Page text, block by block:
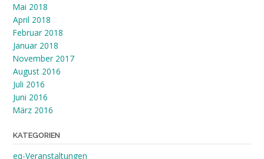
Mai 2018
April 2018
Februar 2018
Januar 2018
November 2017
August 2016
Juli 2016
Juni 2016
März 2016
KATEGORIEN
eq-Veranstaltungen